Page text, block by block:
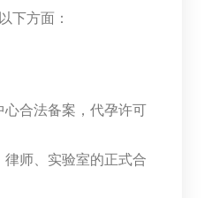
下方面：
心合法备案，代孕许可
律师、实验室的正式合